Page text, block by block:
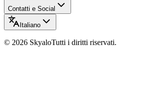
Contatti e Social
Italiano
© 2026 SkyaloTutti i diritti riservati.